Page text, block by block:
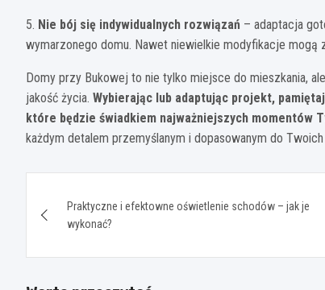
5. Nie bój się indywidualnych rozwiązań – adaptacja
wymarzonego domu. Nawet niewielkie modyfikacje mogą
Domy przy Bukowej to nie tylko miejsce do mieszkania,
jakość życia. Wybierając lub adaptując projekt,
które będzie świadkiem najważniejszych momentów
każdym detalem przemyślanym i dopasowanym do
wpisuPraktyczne i efektowne oświetlenie schodów – jak je
wykonać?